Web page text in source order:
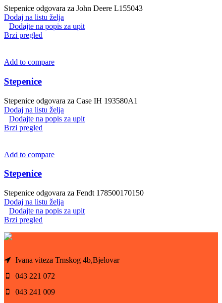
Stepenice odgovara za John Deere L155043
Dodaj na listu želja
Dodajte na popis za upit
Brzi pregled
Add to compare
Stepenice
Stepenice odgovara za Case IH 193580A1
Dodaj na listu želja
Dodajte na popis za upit
Brzi pregled
Add to compare
Stepenice
Stepenice odgovara za Fendt 178500170150
Dodaj na listu želja
Dodajte na popis za upit
Brzi pregled
Ivana viteza Trnskog 4b,Bjelovar
043 221 072
043 241 009